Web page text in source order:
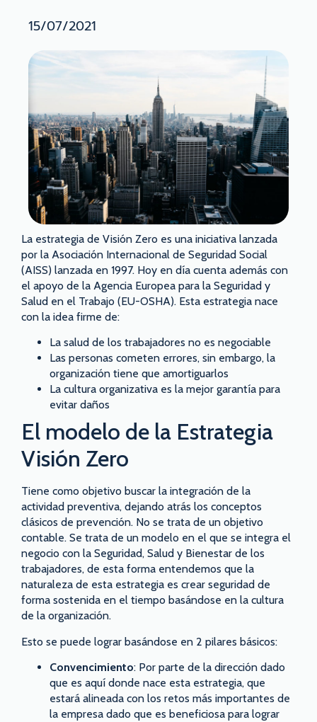
15/07/2021
La estrategia de Visión Zero es una iniciativa lanzada
por la Asociación Internacional de Seguridad Social
(AISS) lanzada en 1997. Hoy en día cuenta además con
el apoyo de la Agencia Europea para la Seguridad y
Salud en el Trabajo (EU-OSHA). Esta estrategia nace
con la idea firme de:
La salud de los trabajadores no es negociable
Las personas cometen errores, sin embargo, la
organización tiene que amortiguarlos
La cultura organizativa es la mejor garantía para
evitar daños
El modelo de la Estrategia
Visión Zero
Tiene como objetivo buscar la integración de la
actividad preventiva, dejando atrás los conceptos
clásicos de prevención. No se trata de un objetivo
contable. Se trata de un modelo en el que se integra el
negocio con la Seguridad, Salud y Bienestar de los
trabajadores, de esta forma entendemos que la
naturaleza de esta estrategia es crear seguridad de
forma sostenida en el tiempo basándose en la cultura
de la organización.
Esto se puede lograr basándose en 2 pilares básicos:
Convencimiento: Por parte de la dirección dado
que es aquí donde nace esta estrategia, que
estará alineada con los retos más importantes de
la empresa dado que es beneficiosa para lograr